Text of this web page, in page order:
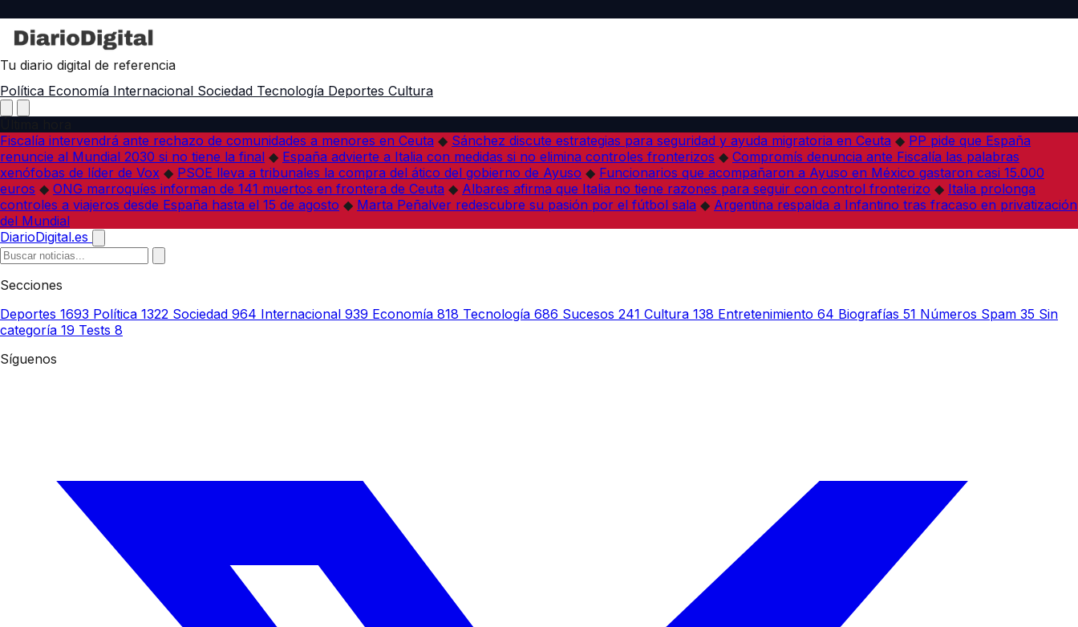
Tu diario digital de referencia
Política Economía Internacional Sociedad Tecnología Deportes Cultura
Fiscalía intervendrá ante rechazo de comunidades a menores en Ceuta ◆ Sánchez discute estrategias para seguridad y ayuda migratoria en Ceuta ◆ PP pide que España
renuncie al Mundial 2030 si no tiene la final ◆ España advierte a Italia con medidas si no elimina controles fronterizos ◆ Compromís denuncia ante Fiscalía las palabras
xenófobas de líder de Vox ◆ PSOE lleva a tribunales la compra del ático del gobierno de Ayuso ◆ Funcionarios que acompañaron a Ayuso en México gastaron casi 15.000
euros ◆ ONG marroquíes informan de 141 muertos en frontera de Ceuta ◆ Albares afirma que Italia no tiene razones para seguir con control fronterizo ◆ Italia prolonga
controles a viajeros desde España hasta el 15 de agosto ◆ Marta Peñalver redescubre su pasión por el fútbol sala ◆ Argentina respalda a Infantino tras fracaso en privatización
del Mundial
DiarioDigital.es
Secciones
Deportes 1693 Política 1322 Sociedad 964 Internacional 939 Economía 818 Tecnología 686 Sucesos 241 Cultura 138 Entretenimiento 64 Biografías 51 Números Spam 35 Sin
categoría 19 Tests 8
Síguenos